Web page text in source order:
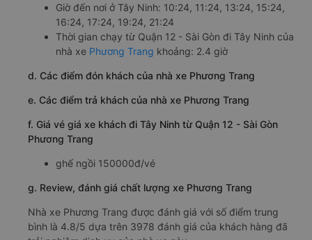
Giờ đến nơi ở Tây Ninh: 10:24, 11:24, 13:24, 15:24,
16:24, 17:24, 19:24, 21:24
Thời gian chạy từ Quận 12 - Sài Gòn đi Tây Ninh của
nhà xe Phương Trang khoảng: 2.4 giờ
d. Các điểm đón khách của nhà xe Phương Trang
e. Các điểm trả khách của nhà xe Phương Trang
f. Giá vé giá xe khách đi Tây Ninh từ Quận 12 - Sài Gòn
Phương Trang
ghế ngồi 150000đ/vé
g. Review, đánh giá chất lượng xe Phương Trang
Nhà xe Phương Trang được đánh giá với số điểm trung
bình là 4.8/5 dựa trên 3978 đánh giá của khách hàng đã